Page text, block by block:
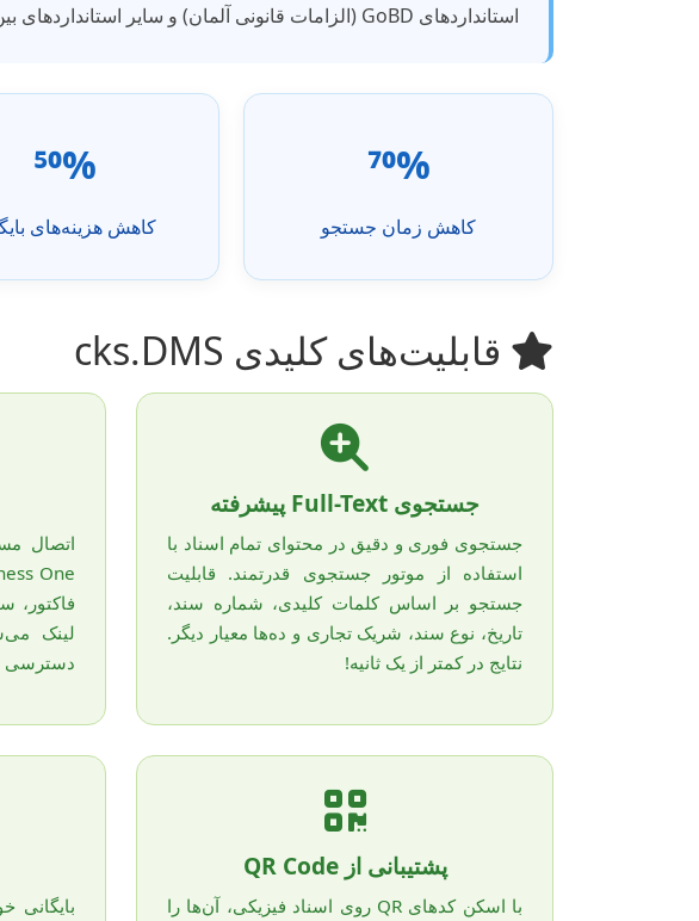
استانداردهای GoBD (الزامات قانونی آلمان) و سایر استانداردهای بین‌المللی بایگانی اسناد طراحی شده است.
70%
کاهش زمان جستجو
50%
کاهش هزینه‌های
قابلیت‌های کلیدی cks.DMS
جستجوی Full-Text پیشرفته
جستجوی فوری و دقیق در محتوای تمام اسناد با
استفاده از موتور جستجوی قدرتمند. قابلیت
جستجو بر اساس کلمات کلیدی، شماره سند،
تاریخ، نوع سند، شریک تجاری و ده‌ها معیار دیگر.
نتایج در کمتر از یک ثانیه!
اتصال
فاکتور،
دسترسی
پشتیبانی از QR Code
با اسکن کدهای QR روی اسناد فیزیکی، آن‌ها را
بایگانی